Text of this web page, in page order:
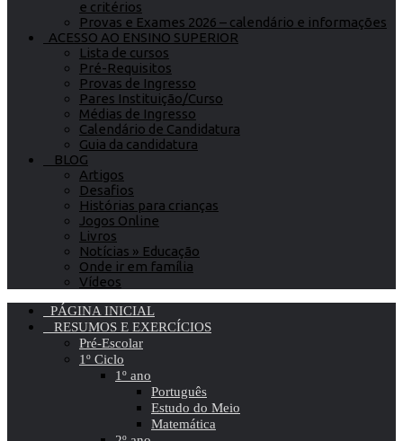
e critérios
Provas e Exames 2026 – calendário e informações
ACESSO AO ENSINO SUPERIOR
Lista de cursos
Pré-Requisitos
Provas de Ingresso
Pares Instituição/Curso
Médias de Ingresso
Calendário de Candidatura
Guia da candidatura
BLOG
Artigos
Desafios
Histórias para crianças
Jogos Online
Livros
Notícias » Educação
Onde ir em família
Vídeos
PÁGINA INICIAL
RESUMOS E EXERCÍCIOS
Pré-Escolar
1º Ciclo
1º ano
Português
Estudo do Meio
Matemática